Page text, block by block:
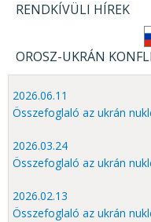
RENDKÍVÜLI HÍREK
OROSZ-UKRÁN
2026.06.11
Összefoglaló az ukrán
2026.03.24
Összefoglaló az ukrán
2026.02.13
Összefoglaló az ukrán